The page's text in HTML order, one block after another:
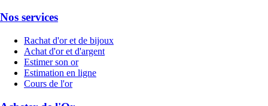
Nos services
Rachat d'or et de bijoux
Achat d'or et d'argent
Estimer son or
Estimation en ligne
Cours de l'or